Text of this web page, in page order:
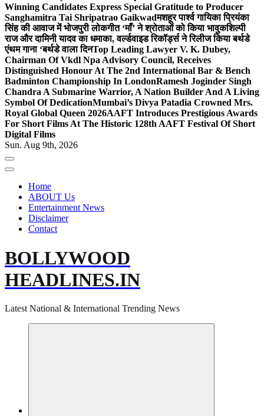
Winning Candidates Express Special Gratitude to Producer
Sanghamitra Tai Shripatrao Gaikwadमशहूर पार्श्व गायिका प्रियंका
सिंह की आवाज में भोजपुरी लोकगीत ‘माँ’ ने श्रोताओं को किया भावुकशिल्पी
राज और दामिनी यादव का धमाका, वर्ल्डवाइड रिकॉर्ड्स ने रिलीज किया बर्थडे
एंथम गाना ‘बर्थडे वाला दिनTop Leading Lawyer V. K. Dubey,
Chairman Of Vkdl Npa Advisory Council, Receives
Distinguished Honour At The 2nd International Bar & Bench
Badminton Championship In LondonRamesh Joginder Singh
Chandra A Submarine Warrior, A Nation Builder And A Living
Symbol Of DedicationMumbai’s Divya Patadia Crowned Mrs.
Royal Global Queen 2026AAFT Introduces Prestigious Awards
For Short Films At The Historic 128th AAFT Festival Of Short
Digital Films
Sun. Aug 9th, 2026
Home
ABOUT Us
Entertainment News
Disclaimer
Contact
BOLLYWOOD
HEADLINES.IN
Latest National & International Trending News